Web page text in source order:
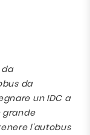
da
un IDC a
grande
l'autobus